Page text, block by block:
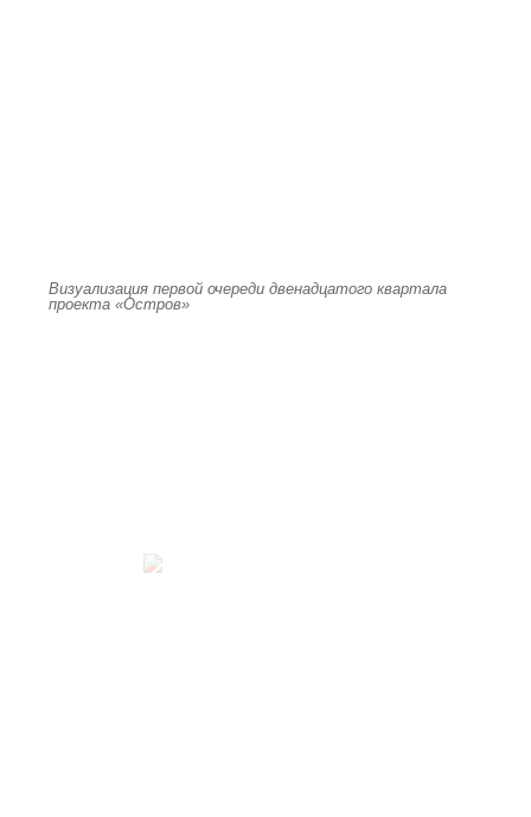
Визуализация первой очереди двенадцатого квартала
проекта «Остров»